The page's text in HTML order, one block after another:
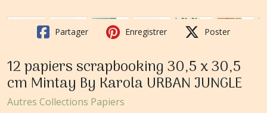
Partager Enregistrer Poster
12 papiers scrapbooking 30,5 x 30,5
cm Mintay By Karola URBAN JUNGLE
Autres Collections Papiers